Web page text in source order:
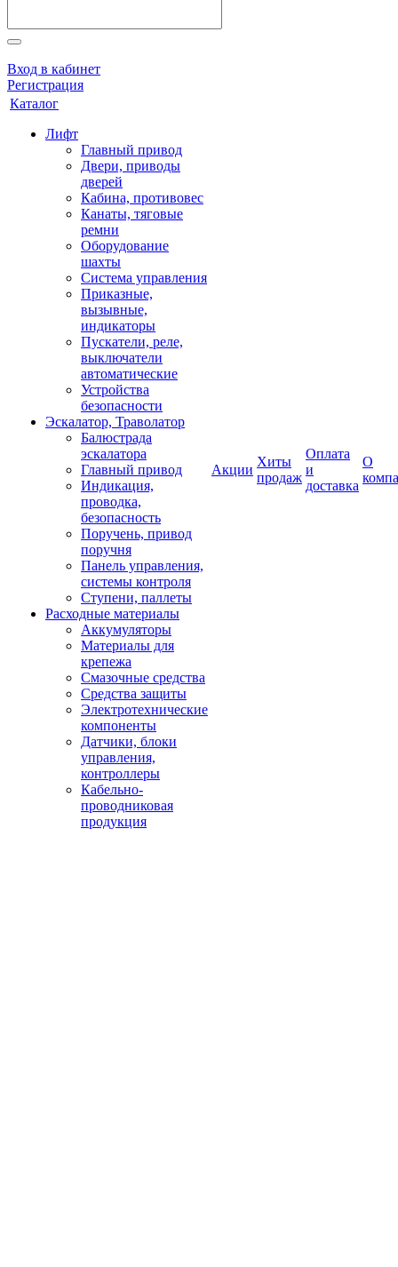
Вход в кабинет
Регистрация
Каталог
Лифт
Главный привод
Двери, приводы
дверей
Кабина, противовес
Канаты, тяговые
ремни
Оборудование
шахты
Система управления
Приказные,
вызывные,
индикаторы
Пускатели, реле,
выключатели
автоматические
Устройства
безопасности
Эскалатор, Траволатор
Балюстрада
эскалатора
Главный привод
Индикация,
проводка,
безопасность
Поручень, привод
поручня
Панель управления,
системы контроля
Ступени, паллеты
Расходные материалы
Аккумуляторы
Материалы для
крепежа
Смазочные средства
Средства защиты
Электротехнические
компоненты
Датчики, блоки
управления,
контроллеры
Кабельно-
проводниковая
продукция
Акции
Хиты
продаж
Оплата
и
доставка
О